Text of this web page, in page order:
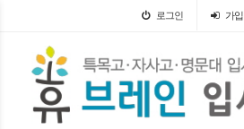
로그인 가입